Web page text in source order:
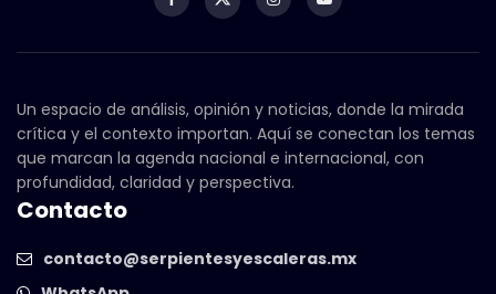
Un espacio de análisis, opinión y noticias, donde la mirada
crítica y el contexto importan. Aquí se conectan los temas
que marcan la agenda nacional e internacional, con
profundidad, claridad y perspectiva.
Contacto
contacto@serpientesyescaleras.mx